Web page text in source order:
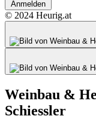
Anmelden
© 2024 Heurig.at
Weinbau &
Schiessler